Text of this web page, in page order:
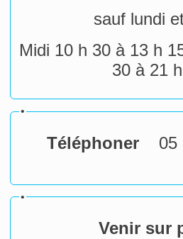
sauf lundi
Midi 10 h 30 à 13
30 à 21
•
Téléphoner 05
•
Venir sur